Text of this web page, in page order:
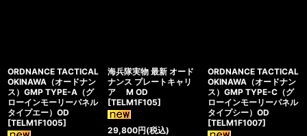
ORDNANCE TACTICAL
OKINAWA（オードナン
ス）GMP TYPE-A（グ
ローインモーリーパネル
タイプエー）OD
[TELM1F1005]
海兵隊実物 最新 オード
ナンス プレートキャリ
ア M OD
[TELM1F105]
29,800円(税込)
ORDNANCE TACTICAL
OKINAWA（オードナン
ス）GMP TYPE-C（グ
ローインモーリーパネル
タイプシー）OD
[TELM1F1007]